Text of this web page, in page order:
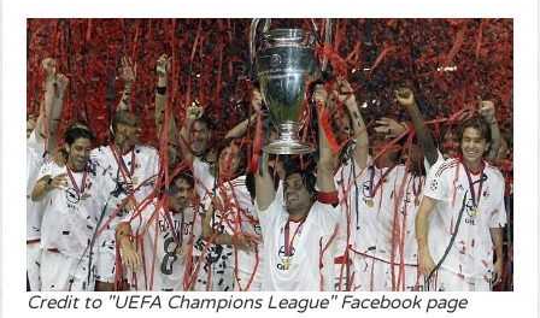
Credit to "UEFA Champions League" Facebook page